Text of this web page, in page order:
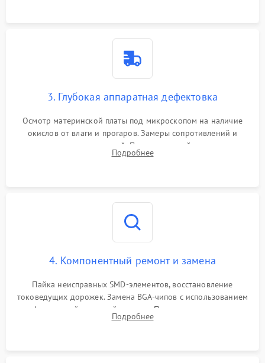
3. Глубокая аппаратная дефектовка
Осмотр материнской платы под микроскопом на наличие
окислов от влаги и прогаров. Замеры сопротивлений и
дежурных напряжений. Проверка цепей питания,
мультиконтроллера, процессора и видеочипа.
Подробнее
4. Компонентный ремонт и замена
Пайка неисправных SMD-элементов, восстановление
токоведущих дорожек. Замена BGA-чипов с использованием
инфракрасной паяльной станции. Прошивка микросхемы
BIOS или замена поврежденных портов USB
Подробнее